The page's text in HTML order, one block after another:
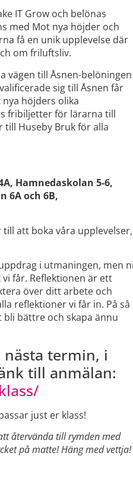
IT Grow och belönas
med Mot nya höjder och
få en unik upplevelse där
om friluftsliv.
vägen till Åsnen-belöningen
sig till Åsnen får
höjders olika
fribiljetter för lärarna till
Huseby Bruk för alla
Hamnedaskolan 5-6,
6A och 6B,
att boka våra upplevelser,
i utmaningen, men ni
får. Reflektionen är ett
över ditt arbete och
reflektioner vi får in. På så
bättre och skapa ännu
nästa termin, i
till anmälan:
just er klass!
återvända till rymden med
på matte! Häng med vettja!